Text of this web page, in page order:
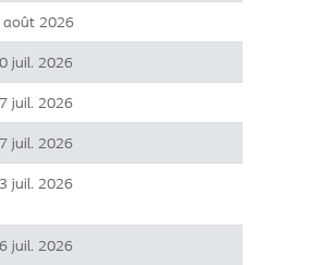
août 2026
juil. 2026
juil. 2026
juil. 2026
juil. 2026
juil. 2026